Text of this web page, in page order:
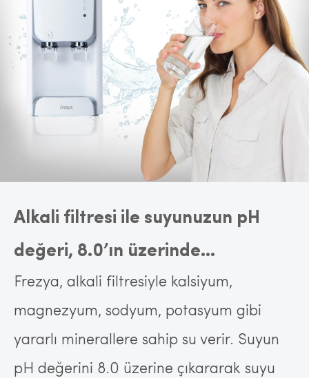
Alkali filtresi ile suyunuzun pH
değeri, 8.0’ın üzerinde…
Frezya, alkali filtresiyle kalsiyum,
magnezyum, sodyum, potasyum gibi
yararlı minerallere sahip su verir. Suyun
pH değerini 8.0 üzerine çıkararak suyu